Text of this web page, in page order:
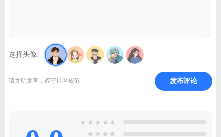
选择头像:
请文明发言，遵守社区规范 发布评论
★ ★ ★ ★ ★
★ ★ ★ ★